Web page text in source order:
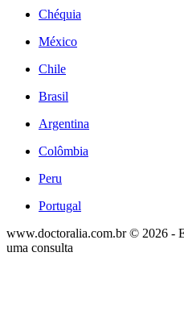
Chéquia
México
Chile
Brasil
Argentina
Colômbia
Peru
Portugal
www.doctoralia.com.br © 2026 -
uma consulta